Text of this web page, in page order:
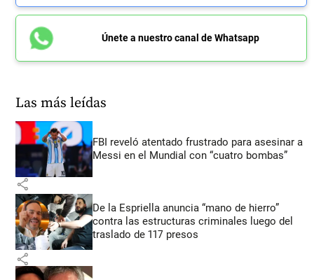
Únete a nuestro canal de Whatsapp
Las más leídas
FBI reveló atentado frustrado para asesinar a
Messi en el Mundial con “cuatro bombas”
share
De la Espriella anuncia “mano de hierro”
contra las estructuras criminales luego del
traslado de 117 presos
share